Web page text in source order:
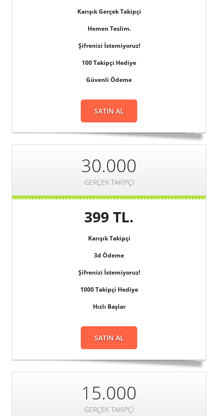
KarışıkGerçek Takipçi
Hemen Teslim.
Şifrenizi İstemiyoruz!
100 Takipçi Hediye
Güvenli Ödeme
SATIN AL
30.000
GERÇEK TAKIPÇI
399 TL.
Karışık Takipçi
3d Ödeme
Şifrenizi İstemiyoruz!
1000 Takipçi Hediye
Hızlı Başlar
SATIN AL
15.000
GERÇEK TAKIPÇI